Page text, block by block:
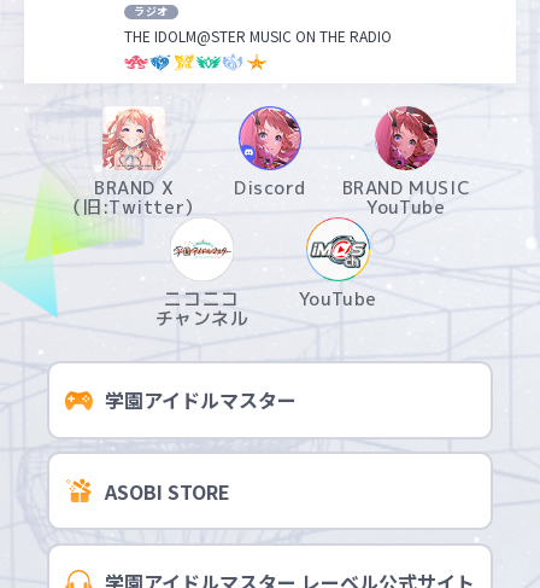
ラジオ
THE IDOLM@STER MUSIC ON THE RADIO
BRAND X
（旧:Twitter）
Discord BRAND MUSIC
YouTube
ニコニコ
チャンネル
YouTube
学園アイドルマスター
ASOBI STORE
学園アイドルマスター レーベル公式サイト